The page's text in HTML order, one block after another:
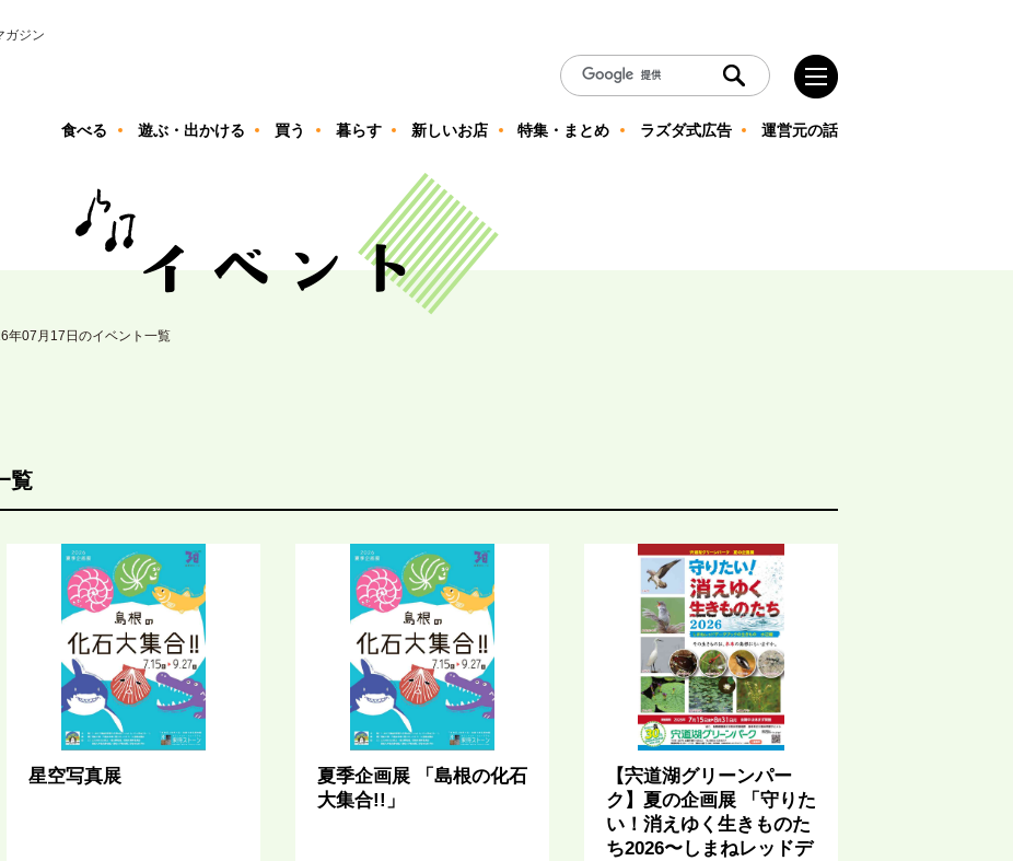
ガジン
食べる 遊ぶ・出かける 買う 暮らす 新しいお店 特集・まとめ ラズダ式広告 運営元の話
年07月17日のイベント一覧
覧
星空写真展
夏季企画展 「島根の化石
大集合!!」
【宍道湖グリーンパー
ク】夏の企画展 「守りた
い！消えゆく生きものた
ち2026〜しまねレッドデ